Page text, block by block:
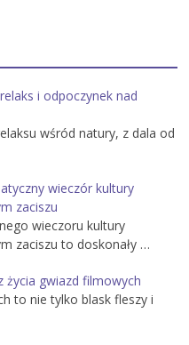
i odpoczynek nad
wśród natury, z dala od
wieczór kultury
zaciszu
wieczoru kultury
zaciszu to doskonały …
życia gwiazd filmowych
to nie tylko blask fleszy i